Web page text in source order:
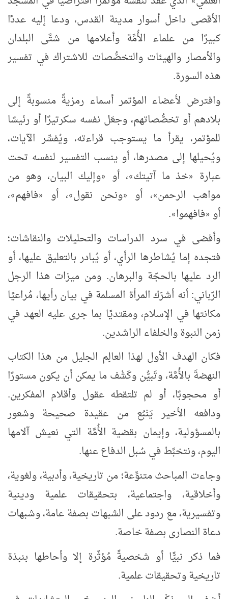
الأقصى داخل أسوار مدينة القدس، ودعا إليه عددًا
كبيرًا من علماء الأُمَّة وأعلامها من شتَّى البلدان
والأمصار والهيئات والتخصُّصات للاشتراك في تفسير
هذه السورة.
وافترض لأعضاء المؤتمر أسماء رمزيةً منسوبةً إلى
بلادهم أو تخصُّصاتهم، وجعَل نفسه سكرتيرًا أو رئيسًا
للمؤتمر، يقرأ ما يستوجب قراءته، ويُفسِّر الآيات،
ويُحيلها إلى مصدرها، أو ينسب التفسير لنفسه تحت
عبارة
«خذ ما آتيتك»، أو «وإليك البيان، وهو من
مواهب الرحمن»، أو «ونحن نقول»، أو «فافهم»،
أو «فافهموا»
.
وأفضى في سرد الدراسات والتحليلات والنقاشات؛
فتجده إما يُشاطرها الرأي، أو يُبادر بالتعليق عليها، أو
الرد عليها بالحجّة والبرهان. ومن ميزات هذا الرجل
الرّباني: أنه أشرَك المرأة المسلمة في بيان رأيها، مُراعيًا
مكانتها في الإسلام، ومقتديًا بما جرى عليه العهد في
زمن النبوة والخلفاء الراشدين.
فكان الهدف الأول لهذا العالِم الجليل من هذا الكتاب
النهضةَ بالأُمَّة، وتَبيُّن وكَشْف ما يمكن أن يكون مستورًا
أو محجوبًا، أو لم تلتقطه عقول وأقلام المفكرين.
ودافعه الأخير يَنْبُع من عقيدة صحيحة وشعور
بالمسؤولية، وإيمان بقضية الأُمَّة التي نعيش آلامها
اليوم، ونتخبَّط في سُبل الدفاع عنها.
وجاءت المباحث متنوِّعة؛ من تاريخية، وأدبية، ولغوية،
وأخلاقية، واجتماعية، بتحقيقات علمية ودينية
وتفسيرية، مع ردود على الشبهات بصفة عامة، وشبهات
دعاة النصارى بصفة خاصة.
فما ذكر نبيًّا أو شخصيةً مُؤثّرة إلا وأحاطها بنبذة
تاريخية وتحقيقات علمية.